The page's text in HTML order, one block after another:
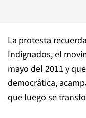
La protesta
Indignados, el
mayo del 2011 y
democrática,
que luego se